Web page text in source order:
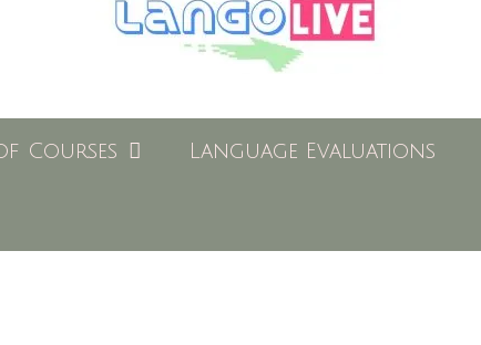
of Courses Language Evaluations